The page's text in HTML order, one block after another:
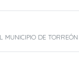
MUNICIPIO DE TORREÓN